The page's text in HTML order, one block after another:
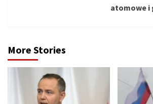
atomowe i
More Stories